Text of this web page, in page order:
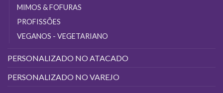
MIMOS & FOFURAS
PROFISSÕES
VEGANOS - VEGETARIANO
PERSONALIZADO NO ATACADO
PERSONALIZADO NO VAREJO